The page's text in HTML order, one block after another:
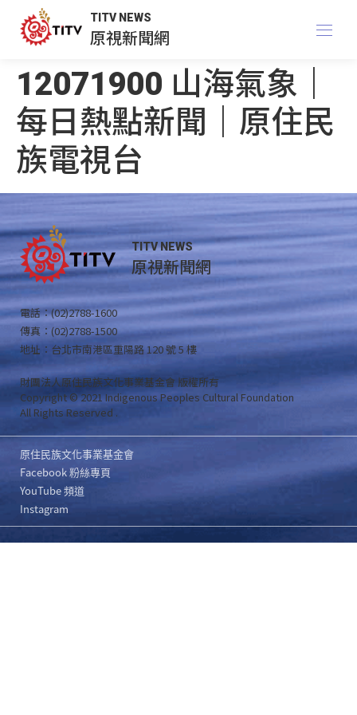
TITV NEWS
原視新聞網
12071900 山海氣象｜
每日熱點新聞｜原住民
族電視台
TITV NEWS
原視新聞網
電話：(02)2788-1600
傳真：(02)2788-1500
地址：台北市南港區重陽路 120 號 5 樓
財團法人原住民族文化事業基金會 版權所有
Copyright © 2021 Indigenous Peoples Cultural Foundation
All Rights Reserved .
原住民族文化事業基金會
Facebook 粉絲專頁
YouTube 頻道
Instagram